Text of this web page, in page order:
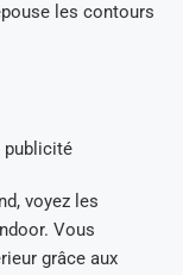
les contours
voyez les
Vous
grâce aux